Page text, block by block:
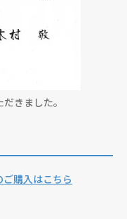
きました。
購入はこちら